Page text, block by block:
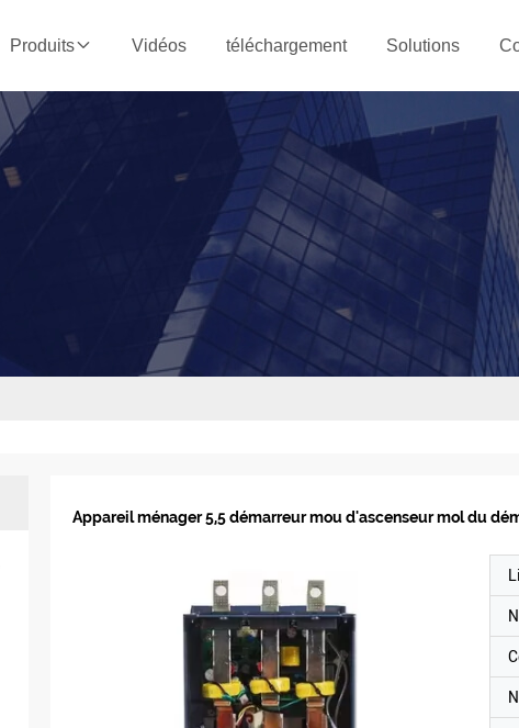
Produits Vidéos téléchargement Solutions
Appareil ménager 5,5 démarreur mou d'ascenseur mol du